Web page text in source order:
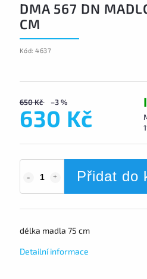
DMA 567 DN
CM
Kód: 4637
650 Kč –3 %
630 Kč
Přidat do
délka madla 75 cm
Detailní informace